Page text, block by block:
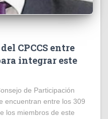
CPCCS entre
integrar este
de Participación
encuentran entre los 309
los miembros de este